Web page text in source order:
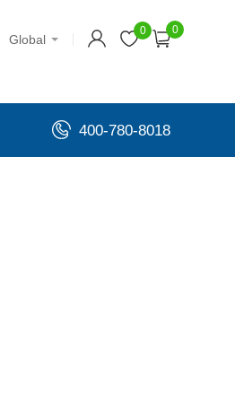
Global
0 0
400-780-8018